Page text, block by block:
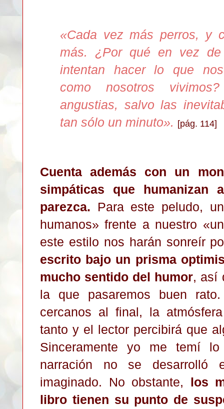
«Cada vez más perros, y
más. ¿Por qué en vez
intentan hacer lo que
como nosotros
angustias, salvo las
tan sólo un minuto». [pág. 114]
Cuenta además con un
simpáticas que humanizan
parezca. Para este peludo,
humanos» frente a nuestro
este estilo nos harán sonreír
escrito bajo un prisma
mucho sentido del humor, así
la que pasaremos buen
cercanos al final, la
tanto y el lector percibirá que
Sinceramente yo me temí
narración no se desarrolló
imaginado. No obstante, los
libro tienen su punto de